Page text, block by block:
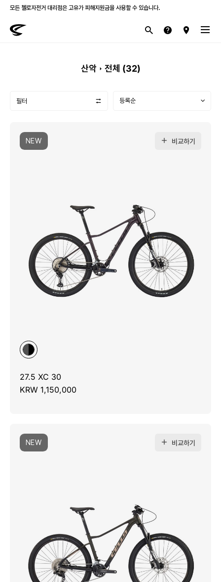
모든 첼로자전거 대리점은 고유가 피해지원금을 사용할 수 있습니다.
첼로 전 제품 삼성카드 / KB국민카드 12개월 무이자 할부 행사를 진행하고 있습니다.
산악 전체 (32)
필터
NEW 비교하기
27.5 XC 30
KRW 1,150,000
NEW 비교하기